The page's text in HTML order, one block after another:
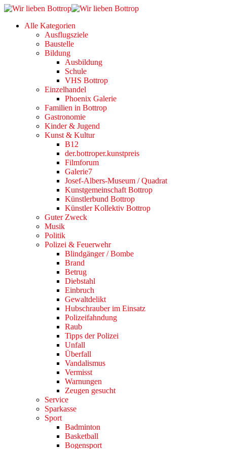
Alle Kategorien
Ausflugsziele
Baustelle
Bildung
Ausbildung
Schule
VHS Bottrop
Einzelhandel
Phoenix Galerie
Familien in Bottrop
Gastronomie
Kinder & Jugend
Kunst & Kultur
B12
der.bottroper.kunstpreis
Filmforum
Galerie7
Josef-Albers-Museum / Quadrat
Kunstgemeinschaft Bottrop
Künstlerbund Bottrop
Künstler Kollektiv Bottrop
Guter Zweck
Musik
Politik
Polizei & Feuerwehr
Blindgänger / Bombe
Brand
Betrug
Diebstahl
Einbruch
Gewaltdelikt
Hubschrauber im Einsatz
Polizeifahndung
Raub
Tipps der Polizei
Unfall
Überfall
Vandalismus
Vermisst
Warnungen
Zeugen gesucht
Service
Sparkasse
Sport
Badminton
Basketball
Bogensport